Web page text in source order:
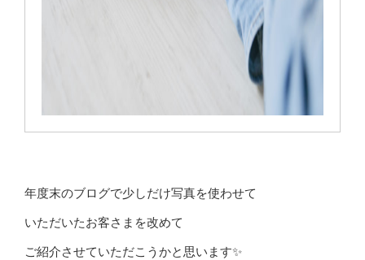
年度末のブログで少しだけ写真を使わせて
いただいたお客さまを改めて
ご紹介させていただこうかと思います✨